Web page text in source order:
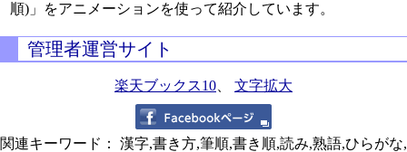
順)」をアニメーションを使って紹介しています。
管理者運営サイト
楽天ブックス10 文字拡大
関連キーワード： 漢字,書き方,筆順,書き順,読み,熟語,ひらがな,